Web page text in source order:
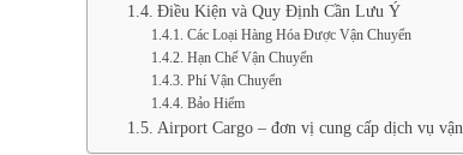
Điều Kiện và Quy Định Cần Lưu Ý
Các Loại Hàng Hóa Được Vận Chuyển
Hạn Chế Vận Chuyển
Phí Vận Chuyển
Bảo Hiểm
Airport Cargo – đơn vị cung cấp dịch vụ